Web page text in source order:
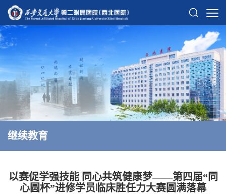
继续教育
以赛促学强技能 同心共筑健康梦——第四届“同
心圆杯”进修学员临床胜任力大赛圆满落幕